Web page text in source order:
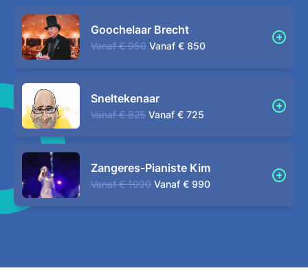
Goochelaar Brecht
Vanaf € 950 Vanaf € 850
Sneltekenaar
Vanaf € 825 Vanaf € 725
Zangeres-Pianiste Kim
Vanaf € 1090 Vanaf € 990